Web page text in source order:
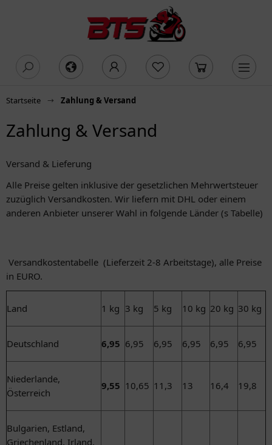
Startseite Zahlung & Versand
Zahlung & Versand
Versand & Lieferung
Alle Preise gelten inklusive der gesetzlichen Mehrwertsteuer
zuzüglich Versandkosten. Wir liefern mit DHL oder einem
anderen Anbieter unserer Wahl in folgende Länder (s Tabelle)
Versandkostentabelle (Lieferzeit 2-8 Arbeitstage), alle Preise
in EURO.
Land 1 kg 3 kg 5 kg 10 kg 20 kg 30 kg
Deutschland 6,95 6,95 6,95 6,95 6,95 6,95
Niederlande,
Österreich
9,55 10,65 11,3 13 16,4 19,8
Bulgarien, Estland,
Griechenland, Irland,